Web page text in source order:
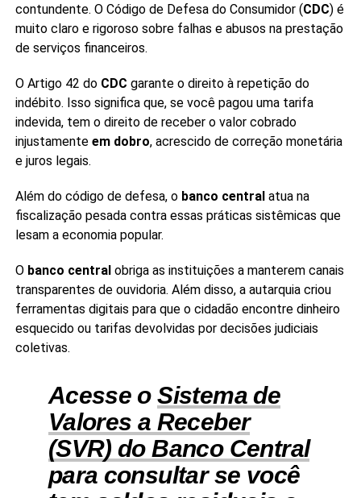
contundente. O Código de Defesa do Consumidor (CDC) é
muito claro e rigoroso sobre falhas e abusos na prestação
de serviços financeiros.
O Artigo 42 do CDC garante o direito à repetição do
indébito. Isso significa que, se você pagou uma tarifa
indevida, tem o direito de receber o valor cobrado
injustamente em dobro, acrescido de correção monetária
e juros legais.
Além do código de defesa, o banco centralatua na
fiscalização pesada contra essas práticas sistêmicas que
lesam a economia popular.
O banco centralobriga as instituições a manterem canais
transparentes de ouvidoria. Além disso, a autarquia criou
ferramentas digitais para que o cidadão encontre dinheiro
esquecido ou tarifas devolvidas por decisões judiciais
coletivas.
Acesse oSistema de
Valores a Receber
(SVR) do Banco Central
para consultar se você